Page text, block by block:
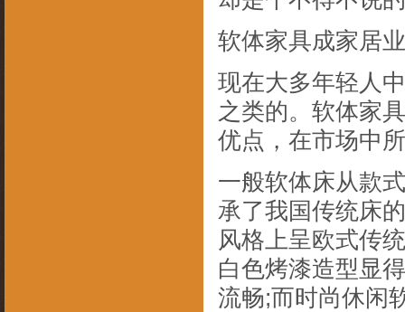
软体家具成家居
现在大多年轻人
之类的。软体家
优点，在市场中
一般软体床从款
承了我国传统床
风格上呈欧式传
白色烤漆造型显
流畅;而时尚休闲